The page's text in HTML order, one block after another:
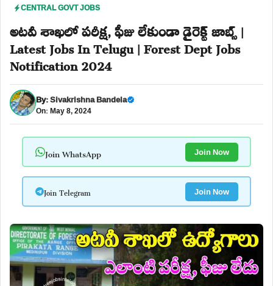
CENTRAL GOVT JOBS
అటవీ శాఖలో పరీక్ష, ఫీజు లేకుండా డైరెక్ట్ జాబ్స్ |
Latest Jobs In Telugu | Forest Dept Jobs
Notification 2024
By:Sivakrishna Bandela
On: May 8, 2024
Join WhatsApp Join Now
Join Telegram Join Now